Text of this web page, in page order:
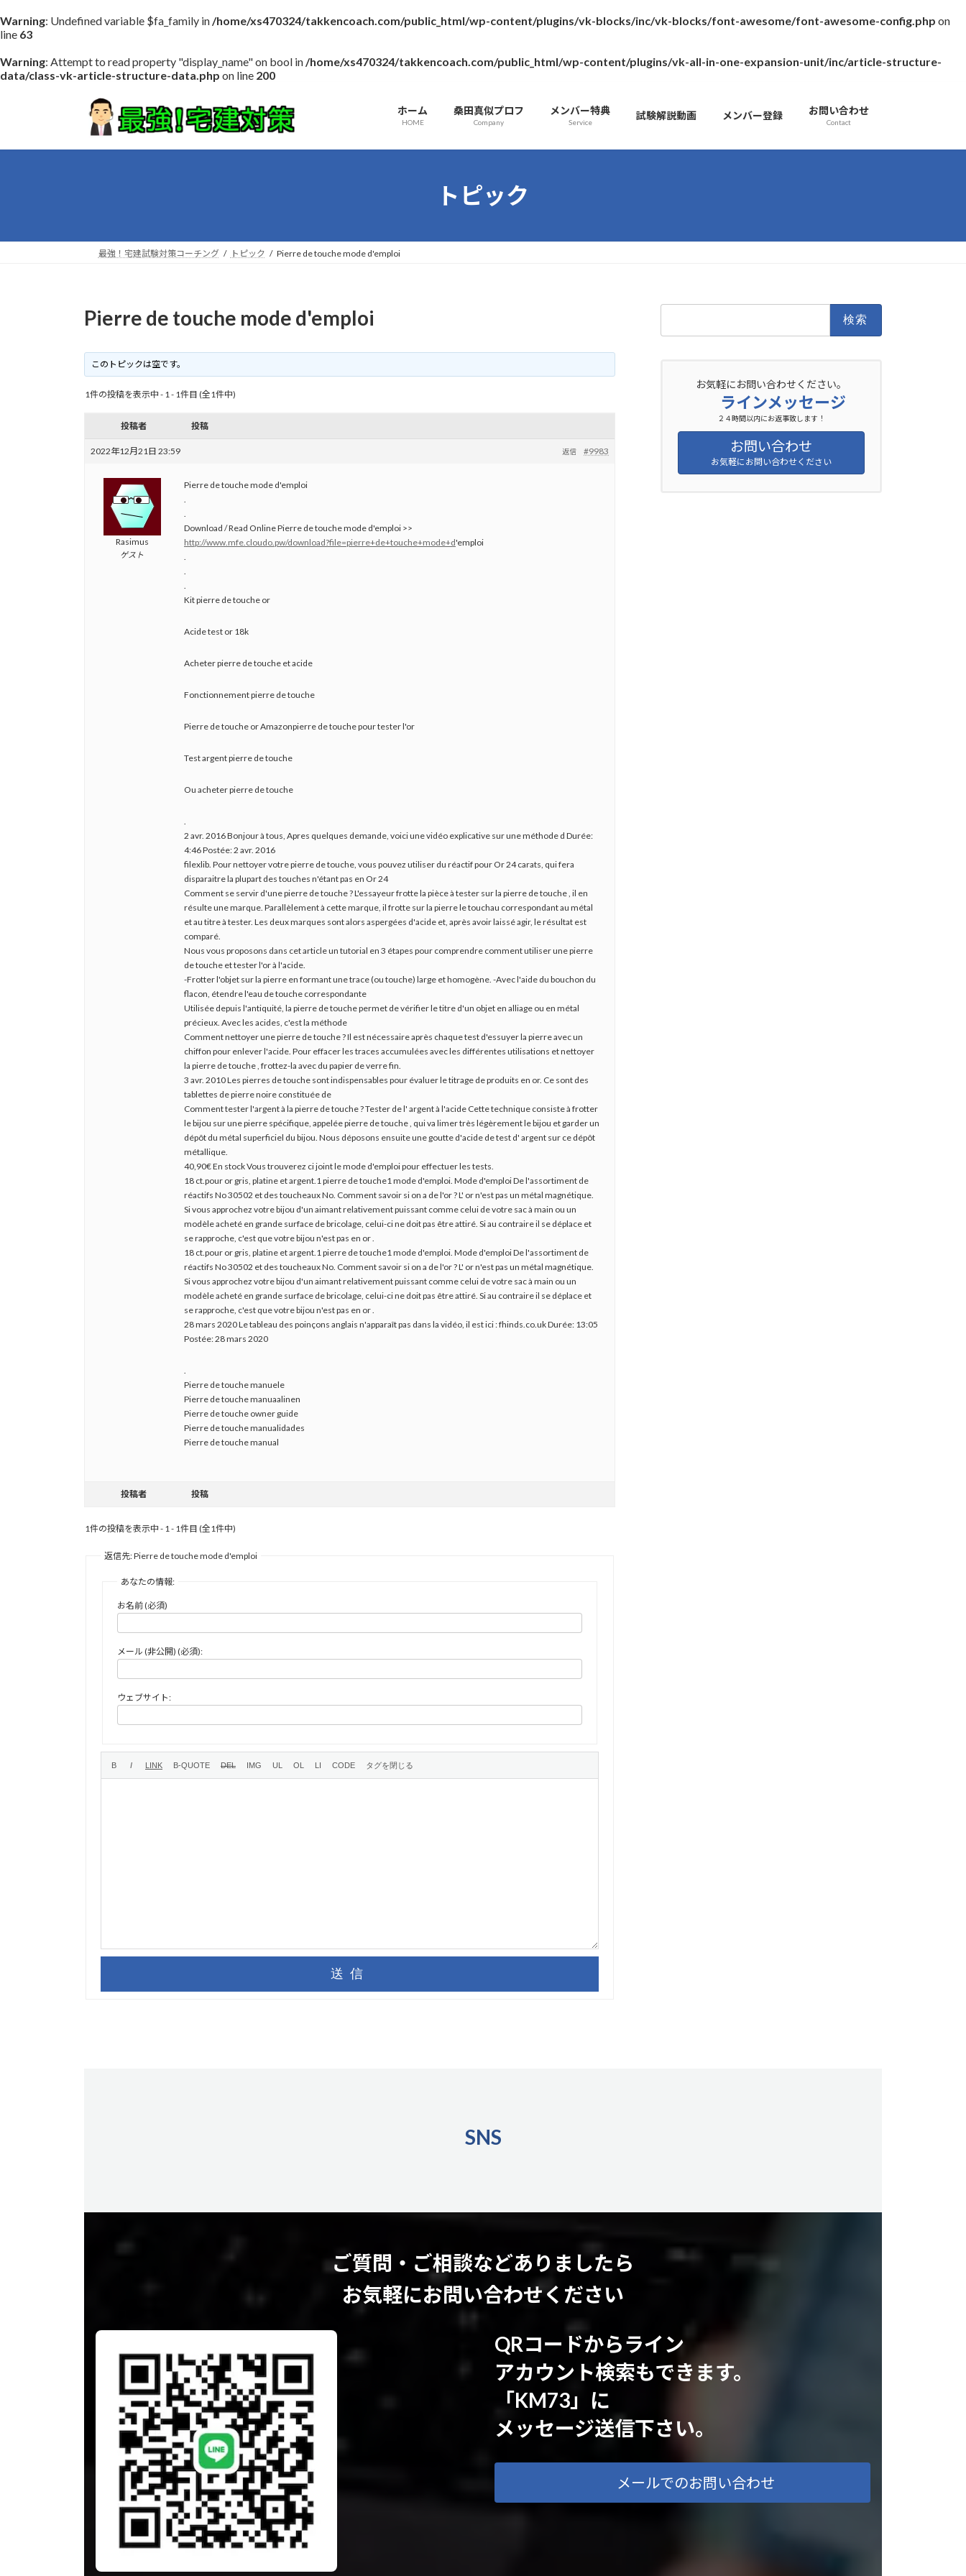
Warning: Undefined variable $fa_family in/home/xs470324/takkencoach.com/public_html/wp-content/plugins/vk-blocks/inc/vk-blocks/font-awesome/font-awesome-config.php on
line 63
Warning: Attempt to read property "display_name" on bool in/home/xs470324/takkencoach.com/public_html/wp-content/plugins/vk-all-in-one-expansion-unit/inc/article-structure-
data/class-vk-article-structure-data.php on line 200
プ
動
ホーム
HOME
桑田真似プロフ
Company
メンバー特典
Service
試験解説動画 メンバー登録 お問い合わせ
Contact
トピック
最強！宅建試験対策コーチング トピック Pierre de touche mode d'emploi
Pierre de touche mode d'emploi
このトピックは空です。
1件の投稿を表示中 - 1 - 1件目 (全1件中)
投稿者 投稿
2022年12月21日 23:59 #9983
返信
Rasimus
ゲスト
Pierre de touche mode d'emploi
Download / Read Online Pierre de touche mode d'emploi >>
http://www.mfe.cloudo.pw/download?file=pierre+de+touche+mode+d'emploi
Kit pierre de touche or
Acide test or 18k
Acheter pierre de touche et acide
Fonctionnement pierre de touche
Pierre de touche or Amazonpierre de touche pour tester l'or
Test argent pierre de touche
Ou acheter pierre de touche
2 avr. 2016 Bonjour à tous, Apres quelques demande, voici une vidéo explicative sur une méthode d Durée:
4:46 Postée: 2 avr. 2016
filexlib. Pour nettoyer votre pierre de touche, vous pouvez utiliser du réactif pour Or 24 carats, qui fera
disparaitre la plupart des touches n'étant pas en Or 24
Comment se servir d'une pierre de touche ? L'essayeur frotte la pièce à tester sur la pierre de touche , il en
résulte une marque. Parallèlement à cette marque, il frotte sur la pierre le touchau correspondant au métal
et au titre à tester. Les deux marques sont alors aspergées d'acide et, après avoir laissé agir, le résultat est
comparé.
Nous vous proposons dans cet article un tutorial en 3 étapes pour comprendre comment utiliser une pierre
de touche et tester l'or à l'acide.
-Frotter l'objet sur la pierre en formant une trace (ou touche) large et homogène. -Avec l'aide du bouchon du
flacon, étendre l'eau de touche correspondante
Utilisée depuis l'antiquité, la pierre de touche permet de vérifier le titre d'un objet en alliage ou en métal
précieux. Avec les acides, c'est la méthode
Comment nettoyer une pierre de touche ? Il est nécessaire après chaque test d'essuyer la pierre avec un
chiffon pour enlever l'acide. Pour effacer les traces accumulées avec les différentes utilisations et nettoyer
la pierre de touche , frottez-la avec du papier de verre fin.
3 avr. 2010 Les pierres de touche sont indispensables pour évaluer le titrage de produits en or. Ce sont des
tablettes de pierre noire constituée de
Comment tester l'argent à la pierre de touche ? Tester de l' argent à l'acide Cette technique consiste à frotter
le bijou sur une pierre spécifique, appelée pierre de touche , qui va limer très légèrement le bijou et garder un
dépôt du métal superficiel du bijou. Nous déposons ensuite une goutte d'acide de test d' argent sur ce dépôt
métallique.
40,90€ En stock Vous trouverez ci joint le mode d'emploi pour effectuer les tests.
18 ct.pour or gris, platine et argent.1 pierre de touche1 mode d'emploi. Mode d'emploi De l'assortiment de
réactifs No 30502 et des toucheaux No. Comment savoir si on a de l'or ? L' or n'est pas un métal magnétique.
Si vous approchez votre bijou d'un aimant relativement puissant comme celui de votre sac à main ou un
modèle acheté en grande surface de bricolage, celui-ci ne doit pas être attiré. Si au contraire il se déplace et
se rapproche, c'est que votre bijou n'est pas en or .
18 ct.pour or gris, platine et argent.1 pierre de touche1 mode d'emploi. Mode d'emploi De l'assortiment de
réactifs No 30502 et des toucheaux No. Comment savoir si on a de l'or ? L' or n'est pas un métal magnétique.
Si vous approchez votre bijou d'un aimant relativement puissant comme celui de votre sac à main ou un
modèle acheté en grande surface de bricolage, celui-ci ne doit pas être attiré. Si au contraire il se déplace et
se rapproche, c'est que votre bijou n'est pas en or .
28 mars 2020 Le tableau des poinçons anglais n'apparaît pas dans la vidéo, il est ici : fhinds.co.uk Durée: 13:05
Postée: 28 mars 2020
Pierre de touche manuele
Pierre de touche manuaalinen
Pierre de touche owner guide
Pierre de touche manualidades
Pierre de touche manual
投稿者 投稿
1件の投稿を表示中 - 1 - 1件目 (全1件中)
返信先: Pierre de touche mode d'emploi
あなたの情報:
お名前 (必須)
メール (非公開) (必須):
ウェブサイト:
送信
お気軽にお問い合わせください。
ラインメッセージ
２４時間以内にお返事致します！
お問い合わせ
お気軽にお問い合わせください
SNS
ご質問・ご相談などありましたら
お気軽にお問い合わせください
QRコードからライン
アカウント検索もできます。
「KM73」に
メッセージ送信下さい。
メールでのお問い合わせ